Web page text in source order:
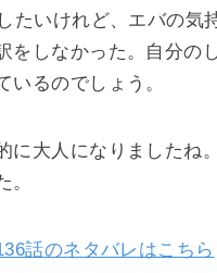
たいけれど、エバの気
をしなかった。自分の
いるのでしょう。
に大人になりましたね
。
話のネタバレはこちら